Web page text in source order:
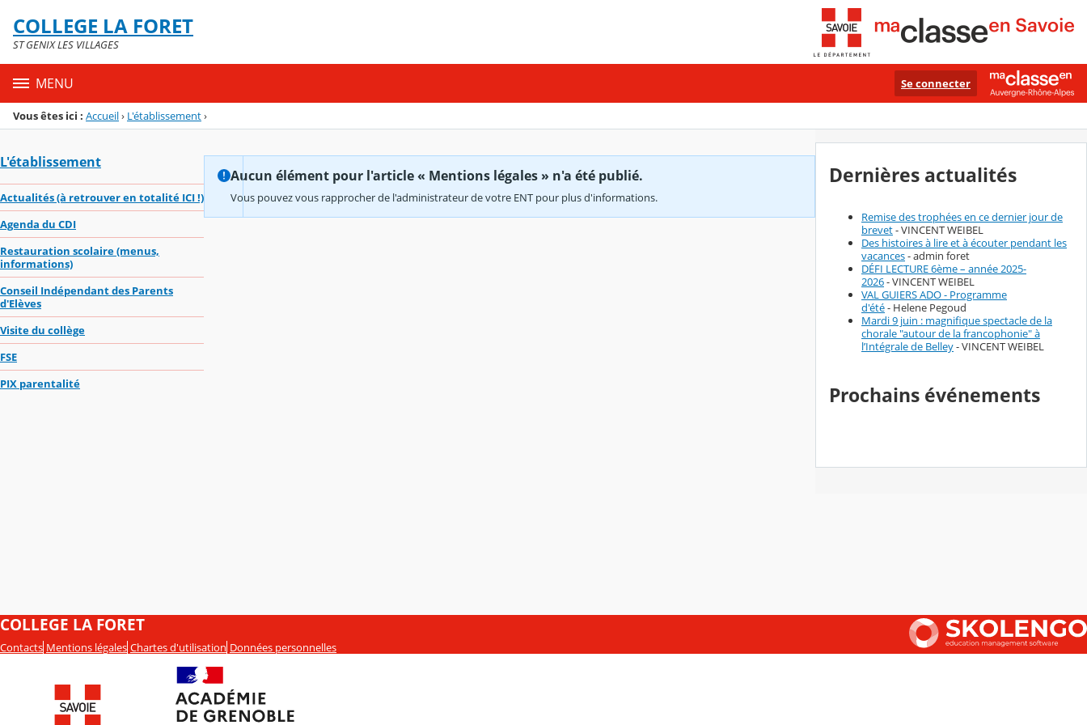
Menu de la rubrique
Contenu
COLLEGE LA FORET
ST GENIX LES VILLAGES
MENU Se connecter
Vous êtes ici : Accueil› L'établissement›
L'établissement
Actualités (à retrouver en totalité ICI !)
Agenda du CDI
Restauration scolaire (menus,
informations)
Conseil Indépendant des Parents
d'Elèves
Visite du collège
FSE
PIX parentalité
Aucun élément pour l'article « Mentions légales » n'a été publié.
Vous pouvez vous rapprocher de l'administrateur de votre ENT pour plus d'informations.
Dernières actualités
Remise des trophées en ce dernier jour de
brevet- VINCENT WEIBEL
Des histoires à lire et à écouter pendant les
vacances- admin foret
DÉFI LECTURE 6ème – année 2025-
2026- VINCENT WEIBEL
VAL GUIERS ADO - Programme
d'été- Helene Pegoud
Mardi 9 juin : magnifique spectacle de la
chorale "autour de la francophonie" à
l’Intégrale de Belley- VINCENT WEIBEL
Prochains événements
COLLEGE LA FORET
Contacts Mentions légales Chartes d'utilisation Données personnelles